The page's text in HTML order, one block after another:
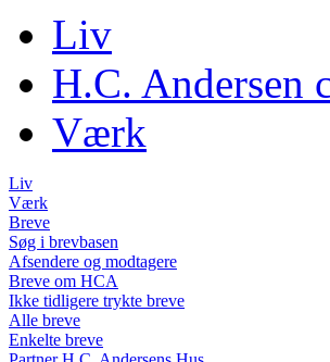
Liv
H.C. Andersen
Værk
Liv
Værk
Breve
Søg i brevbasen
Afsendere og modtagere
Breve om HCA
Ikke tidligere trykte breve
Alle breve
Enkelte breve